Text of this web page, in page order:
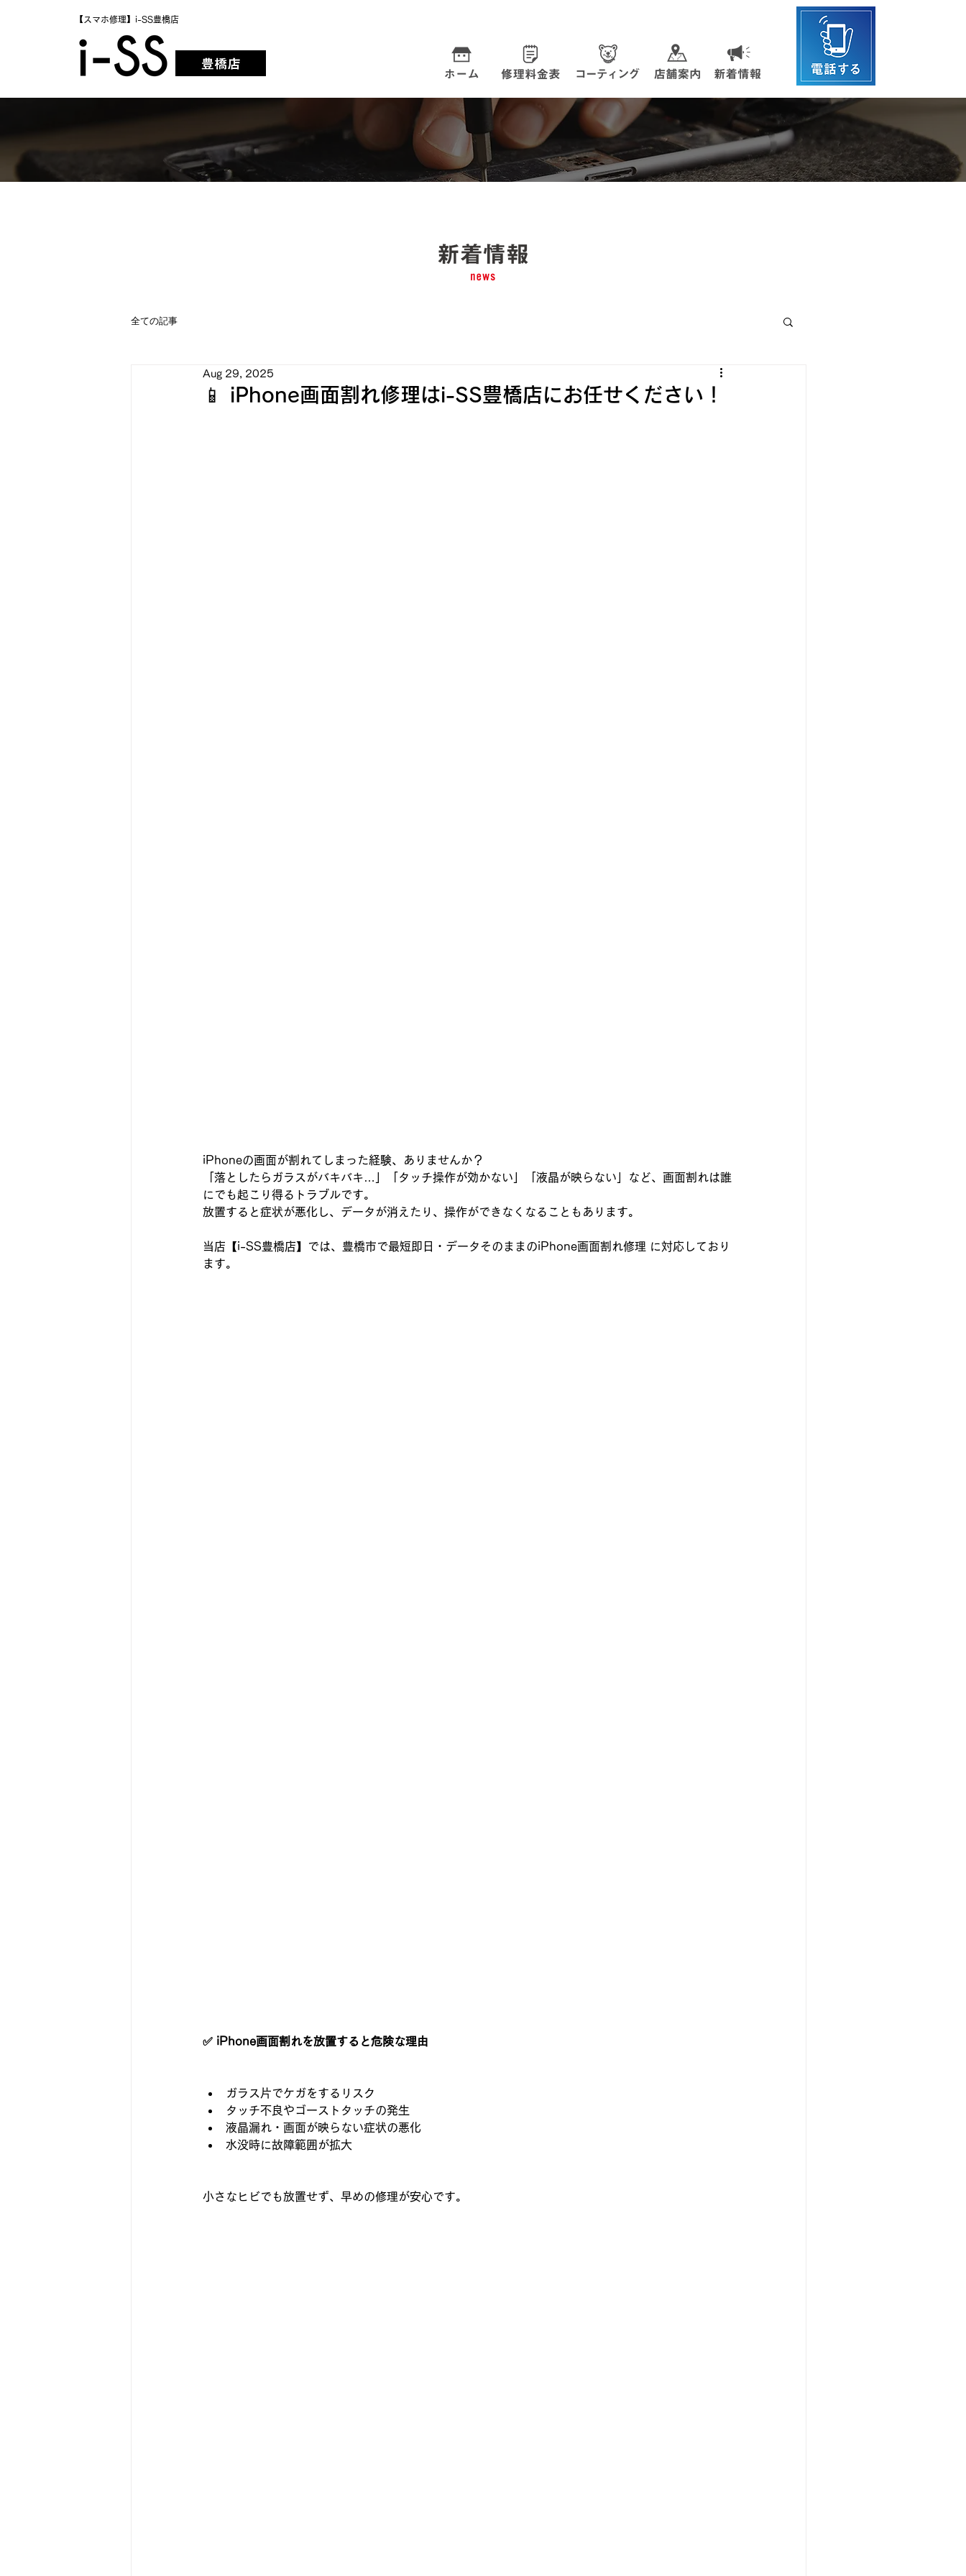
【スマホ修理】i-SS豊橋店
全ての記事
📱 iPhone画面割れ修理はi-SS豊橋店にお任せください！
Aug 29, 2025
iPhoneの画面が割れてしまった経験、ありませんか？
「落としたらガラスがバキバキ…」「タッチ操作が効かない」「液晶が映らない」など、画面割れは誰
にでも起こり得るトラブルです。
放置すると症状が悪化し、データが消えたり、操作ができなくなることもあります。
当店【i-SS豊橋店】では、豊橋市で最短即日・データそのままのiPhone画面割れ修理 に対応しており
ます。
✅ iPhone画面割れを放置すると危険な理由
ガラス片でケガをするリスク
タッチ不良やゴーストタッチの発生
液晶漏れ・画面が映らない症状の悪化
水没時に故障範囲が拡大
小さなヒビでも放置せず、早めの修理が安心です。